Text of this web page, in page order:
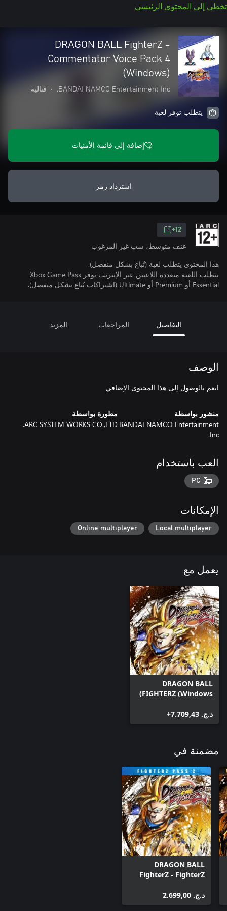
تخطي إلى المحتوى الرئيسي
DRAGON BALL FighterZ -
Commentator Voice Pack 4
(Windows)
BANDAI NAMCO Entertainment Inc.
• قتالية
يتطلب توفر لعبة
إضافة إلى قائمة الأمنيات
استرداد رمز
12+
عنف متوسط، سب غير المرغوب
هذا المحتوى يتطلب لعبة (تُباع بشكل منفصل).
تتطلب اللعبة متعددة اللاعبين عبر الإنترنت توفر Xbox Game Pass
Essential أو Premium أو Ultimate (اشتراكات تُباع بشكل منفصل).
التفاصيل المراجعات المزيد
الوصف
انعم بالوصول إلى هذا المحتوى الإضافي
منشور بواسطة
BANDAI NAMCO Entertainment
Inc.
مطورة بواسطة
ARC SYSTEM WORKS CO.,LTD.
العب باستخدام
PC
الإمكانات
Local multiplayer
Online multiplayer
يعمل مع
DRAGON BALL
FIGHTERZ (Windows)
د.ج.‏ 7.709,43+
مضمنة في
DRAGON BALL
FighterZ - FighterZ
د.ج.‏ 2.699,00